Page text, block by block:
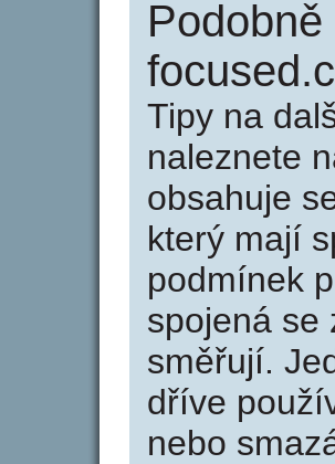
Tipy na
naleznete
obsahuje
který mají
podmínek
spojená se
směřují.
dříve
nebo